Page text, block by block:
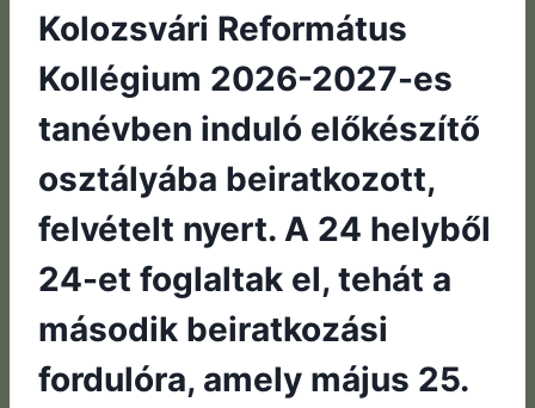
Kolozsvári Református
Kollégium 2026-2027-es
tanévben induló előkészítő
osztályába beiratkozott,
felvételt nyert. A 24 helyből
24-et foglaltak el, tehát a
második beiratkozási
fordulóra, amely május 25.